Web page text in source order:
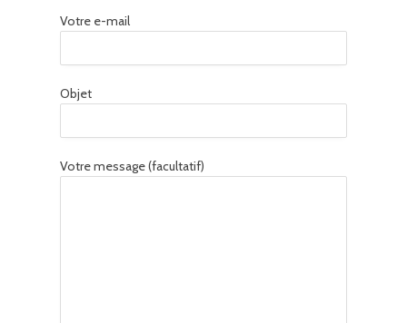
Votre e-mail
Objet
Votre message (facultatif)